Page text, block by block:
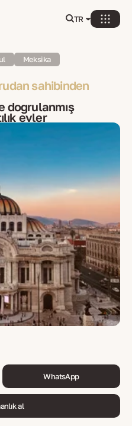
TR
Meksika
sahibinden
doğrulanmış
evler
WhatsApp
al